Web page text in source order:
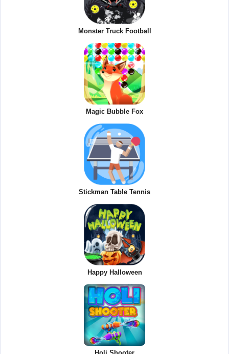
Monster Truck Football
Magic Bubble Fox
Stickman Table Tennis
Happy Halloween